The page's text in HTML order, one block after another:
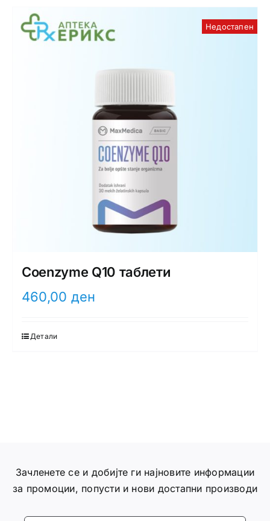
Недостапен
Coenzyme Q10 таблети
460,00 ден
Детали
Зачленете се и добијте ги најновите информации
за промоции, попусти и нови достапни производи